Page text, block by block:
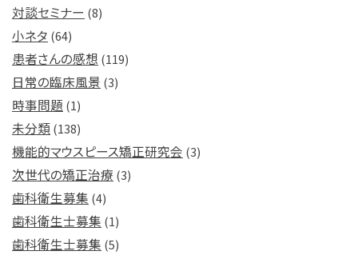
対談セミナー (8)
小ネタ (64)
患者さんの感想 (119)
日常の臨床風景 (3)
時事問題 (1)
未分類(138)
機能的マウスピース矯正研究会 (3)
次世代の矯正治療 (3)
歯科衛生募集 (4)
歯科衛生士募集 (1)
歯科衛生士募集 (5)